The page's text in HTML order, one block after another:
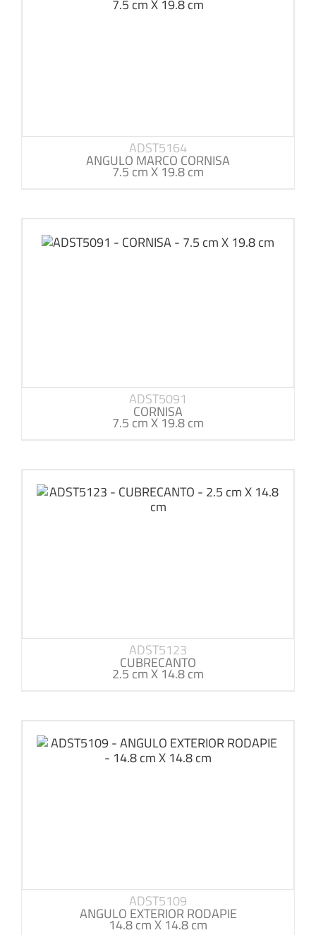
ADST5164
ANGULO MARCO CORNISA
7.5 cm X 19.8 cm
ADST5091
CORNISA
7.5 cm X 19.8 cm
ADST5123
CUBRECANTO
2.5 cm X 14.8 cm
ADST5109
ANGULO EXTERIOR RODAPIE
14.8 cm X 14.8 cm